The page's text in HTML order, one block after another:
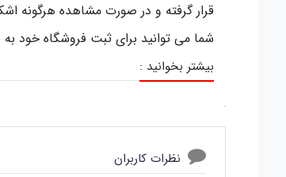
قرار گرفته و در صورت مشاهده هرگونه
شما می توانید برای ثبت فروشگاه خود
بیشتر بخوانید :
نظرات کاربران